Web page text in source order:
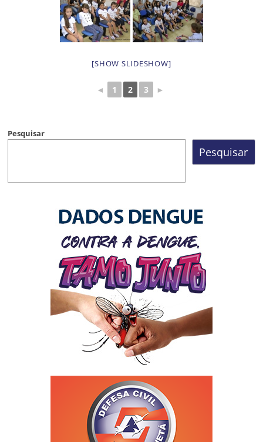
[SHOW SLIDESHOW]
◄ 1 2 3 ►
Pesquisar
Pesquisar